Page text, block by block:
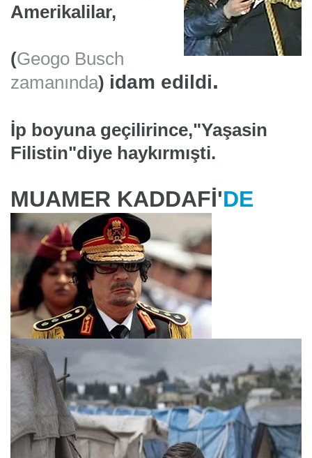
Amerikalilar,
(Geogo Busch
zamanında) idam edildi.
İp boyuna geçilirince,"Yaşasin
Filistin"diye haykırmışti.
MUAMER KADDAFİ'DE